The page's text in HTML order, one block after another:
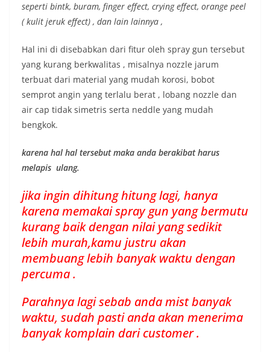
seperti bintk, buram, finger effect, crying effect, orange peel
( kulit jeruk effect) , dan lain lainnya ,
Hal ini di disebabkan dari fitur oleh spray gun tersebut
yang kurang berkwalitas , misalnya nozzle jarum
terbuat dari material yang mudah korosi, bobot
semprot angin yang terlalu berat , lobang nozzle dan
air cap tidak simetris serta neddle yang mudah
bengkok.
karena hal hal tersebut maka anda berakibat harus
melapis ulang.
jika ingin dihitung hitung lagi, hanya
karena memakai spray gun yang bermutu
kurang baik dengan nilai yang sedikit
lebih murah,kamu justru akan
membuang lebih banyak waktu dengan
percuma .
Parahnya lagi sebab anda mist banyak
waktu, sudah pasti anda akan menerima
banyak komplain dari customer .